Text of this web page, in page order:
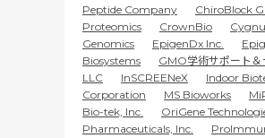
Peptide Company
ChiroBlock
Proteomics
CrownBio
Genomics
EpigenDx Inc.
Biosystems
GMO学術サポート＆
LLC
InSCREENeX Indoor
Corporation
MS Bioworks
Bio-tek, Inc.
OriGene
Pharmaceuticals, Inc.